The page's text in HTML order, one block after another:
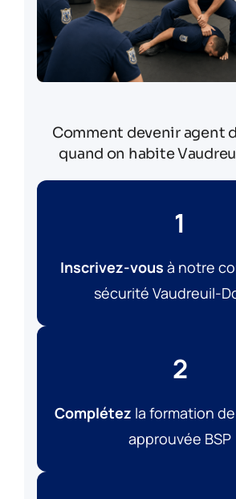
Comment devenir agent
quand on habite
1
Inscrivez-vous à notre
sécurité Vaudreuil-
2
Complétez la formation
approuvée BSP